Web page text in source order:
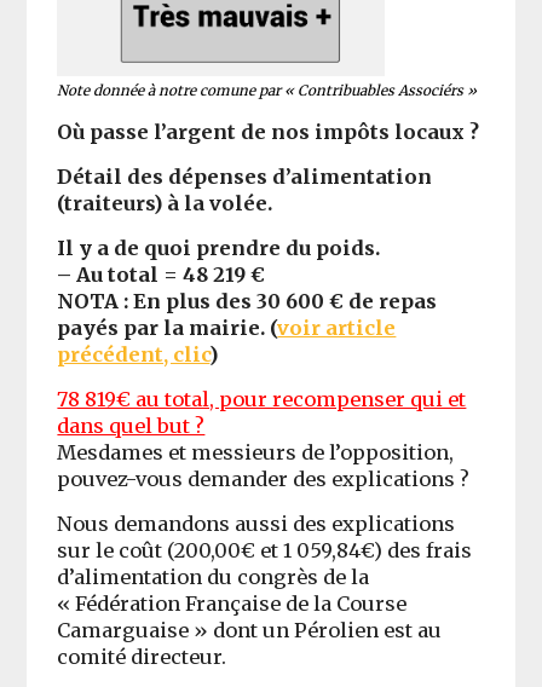
Note donnée à notre comune par « Contribuables Associérs »
Où passe l’argent de nos impôts locaux ?
Détail des dépenses d’alimentation
(traiteurs) à la volée.
Il y a de quoi prendre du poids.
– Au total = 48 219 €
NOTA : En plus des 30 600 € de repas
payés par la mairie. (voir article
précédent, clic)
78 819€ au total, pour recompenser qui et
dans quel but ?
Mesdames et messieurs de l’opposition,
pouvez-vous demander des explications ?
Nous demandons aussi des explications
sur le coût (200,00€ et 1 059,84€) des frais
d’alimentation du congrès de la
« Fédération Française de la Course
Camarguaise » dont un Pérolien est au
comité directeur.